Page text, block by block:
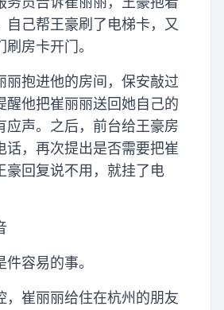
自己帮王豪刷了电梯卡，又
房卡开门。
丽抱进他的房间，保安敲过
醒他把崔丽丽送回她自己的
应声。之后，前台给王豪房
话，再次提出是否需要把崔
豪回复说不用，就挂了电
容易的事。
，崔丽丽给住在杭州的朋友